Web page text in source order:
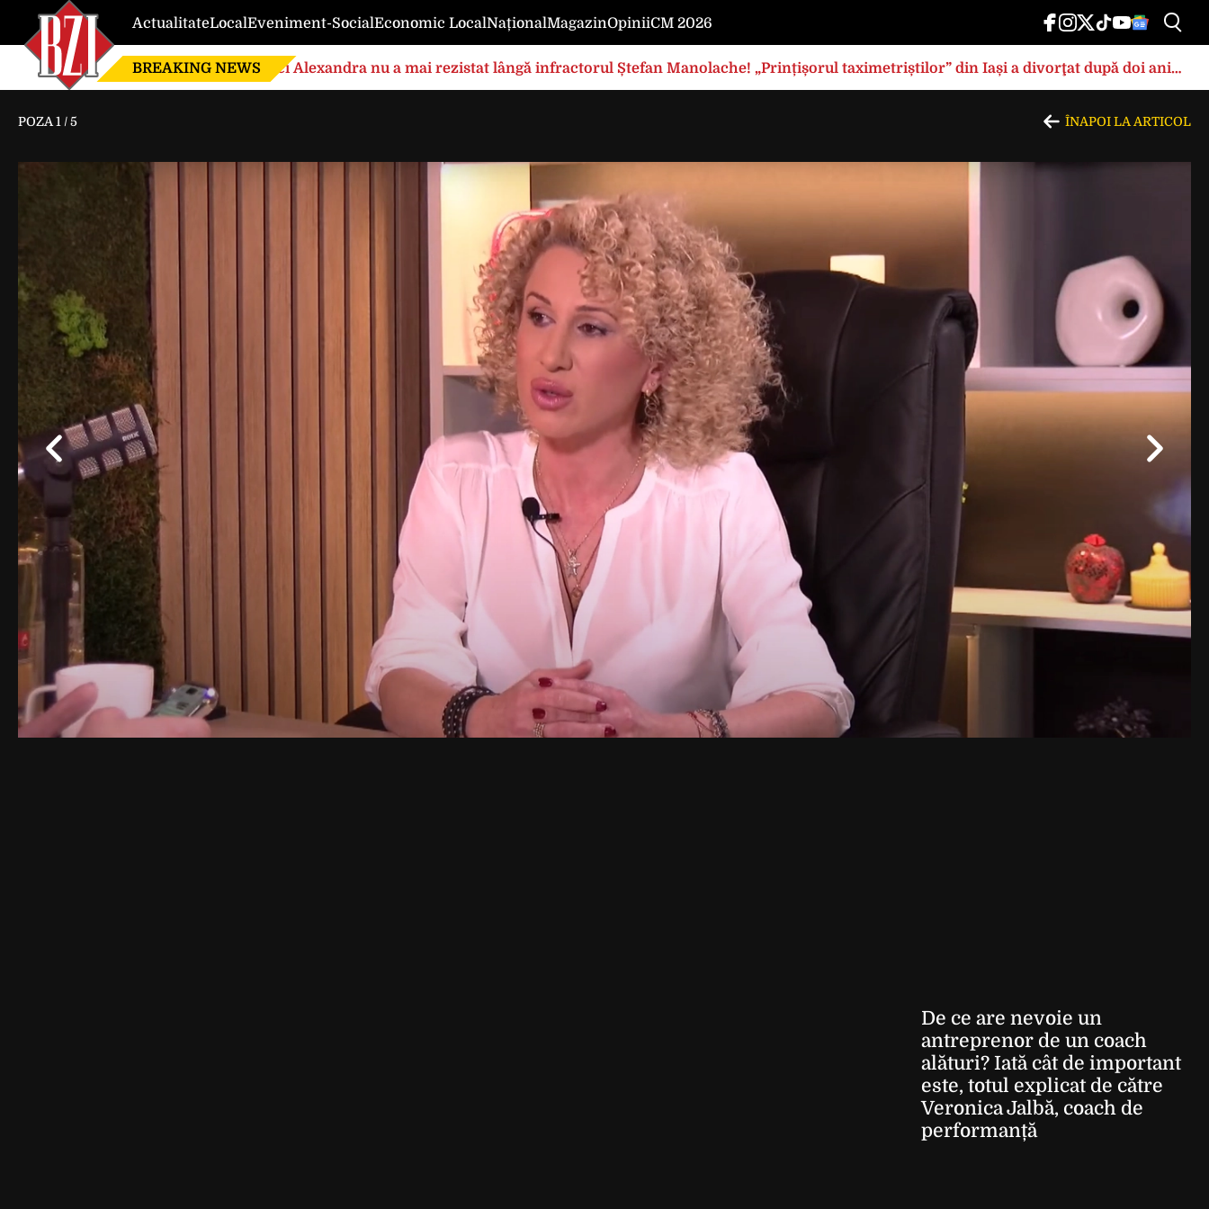
ActualitateLocalEveniment-SocialEconomic LocalNaționalMagazinOpiniiCM 2026
BREAKING NEWS Nici Alexandra nu a mai rezistat lângă infractorul Ștefan Manolache! „Prințișorul taximetriștilor” din Iași a divorţat după doi ani
de căsnicie
POZA 1 /5 ÎNAPOI LA ARTICOL
De ce are nevoie un
antreprenor de un coach
alături? Iată cât de important
este, totul explicat de către
Veronica Jalbă, coach de
performanță